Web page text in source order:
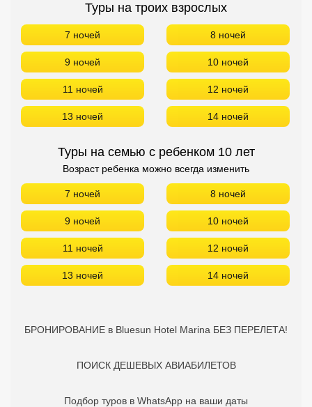
Туры на троих взрослых
7 ночей 8 ночей
9 ночей 10 ночей
11 ночей 12 ночей
13 ночей 14 ночей
Туры на семью с ребенком 10 лет
Возраст ребенка можно всегда изменить
7 ночей 8 ночей
9 ночей 10 ночей
11 ночей 12 ночей
13 ночей 14 ночей
БРОНИРОВАНИЕ в Bluesun Hotel Marina БЕЗ ПЕРЕЛЕТА!
ПОИСК ДЕШЕВЫХ АВИАБИЛЕТОВ
Подбор туров в WhatsApp на ваши даты